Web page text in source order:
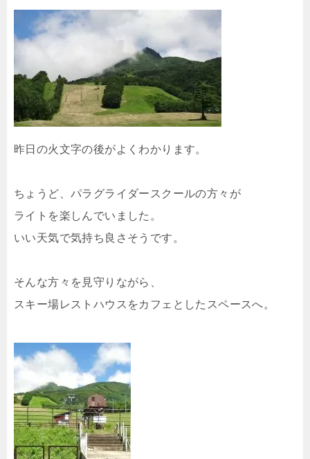
昨日の火文字の後がよくわかります。
ちょうど、パラグライダースクールの方々が
ライトを楽しんでいました。
いい天気で気持ち良さそうです。
そんな方々を見守りながら、
スキー場レストハウスをカフェとしたスペースへ。